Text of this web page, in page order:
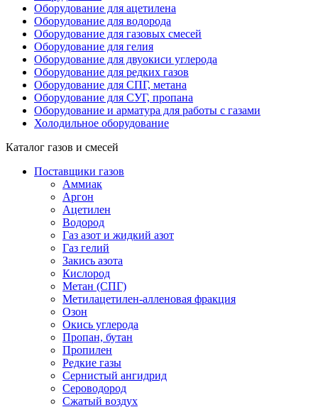
Оборудование для ацетилена
Оборудование для водорода
Оборудование для газовых смесей
Оборудование для гелия
Оборудование для двуокиси углерода
Оборудование для редких газов
Оборудование для СПГ, метана
Оборудование для СУГ, пропана
Оборудование и арматура для работы с газами
Холодильное оборудование
Каталог газов и смесей
Поставщики газов
Аммиак
Аргон
Ацетилен
Водород
Газ азот и жидкий азот
Газ гелий
Закись азота
Кислород
Метан (СПГ)
Метилацетилен-алленовая фракция
Озон
Окись углерода
Пропан, бутан
Пропилен
Редкие газы
Сернистый ангидрид
Сероводород
Сжатый воздух